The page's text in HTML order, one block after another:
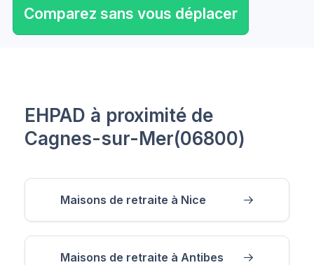
Comparez sans vous déplacer
EHPAD à proximité de
Cagnes-sur-Mer(06800)
Maisons de retraite à Nice
Maisons de retraite à Antibes